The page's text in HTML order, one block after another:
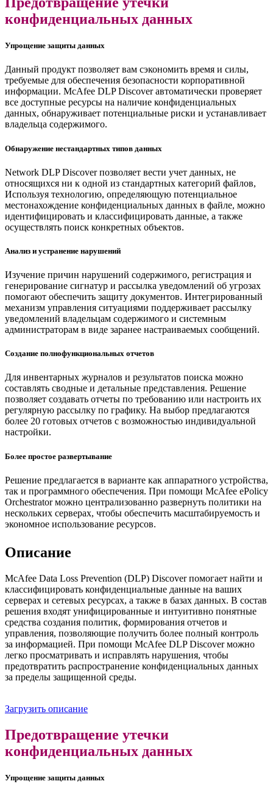
конфиденциальных данных
Упрощение защиты данных
Данный продукт позволяет вам сэкономить время и силы,
требуемые для обеспечения безопасности корпоративной
информации. McAfee DLP Discover автоматически проверяет
все доступные ресурсы на наличие конфиденциальных
данных, обнаруживает потенциальные риски и устанавливает
владельца содержимого.
Обнаружение нестандартных типов данных
Network DLP Discover позволяет вести учет данных, не
относящихся ни к одной из стандартных категорий файлов,
Используя технологию, определяющую потенциальное
местонахождение конфиденциальных данных в файле, можно
идентифицировать и классифицировать данные, а также
осуществлять поиск конкретных объектов.
Анализ и устранение нарушений
Изучение причин нарушений содержимого, регистрация и
генерирование сигнатур и рассылка уведомлений об угрозах
помогают обеспечить защиту документов. Интегрированный
механизм управления ситуациями поддерживает рассылку
уведомлений владельцам содержимого и системным
администраторам в виде заранее настраиваемых сообщений.
Создание полнофункциональных отчетов
Для инвентарных журналов и результатов поиска можно
составлять сводные и детальные представления. Решение
позволяет создавать отчеты по требованию или настроить их
регулярную рассылку по графику. На выбор предлагаются
более 20 готовых отчетов с возможностью индивидуальной
настройки.
Более простое развертывание
Решение предлагается в варианте как аппаратного устройства,
так и программного обеспечения. При помощи McAfee ePolicy
Orchestrator можно централизованно развернуть политики на
нескольких серверах, чтобы обеспечить масштабируемость и
экономное использование ресурсов.
Описание
McAfee Data Loss Prevention (DLP) Discover помогает найти и
классифицировать конфиденциальные данные на ваших
серверах и сетевых ресурсах, а также в базах данных. В состав
решения входят унифицированные и интуитивно понятные
средства создания политик, формирования отчетов и
управления, позволяющие получить более полный контроль
за информацией. При помощи McAfee DLP Discover можно
легко просматривать и исправлять нарушения, чтобы
предотвратить распространение конфиденциальных данных
за пределы защищенной среды.
Загрузить описание
Предотвращение утечки
конфиденциальных данных
Упрощение защиты данных